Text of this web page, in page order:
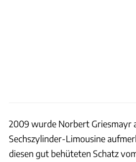
2009 wurde Norbert Griesmayr
Sechszylinder-Limousine
diesen gut behüteten Schatz